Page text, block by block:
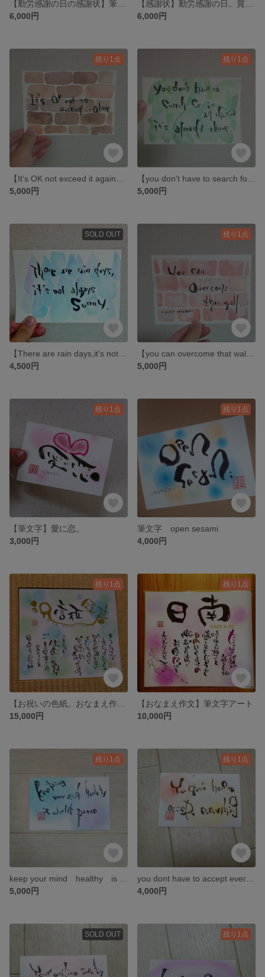
6,000円
6,000円
残り1点
5,000円
残り1点
5,000円
SOLD OUT
4,500円
残り1点
5,000円
残り1点
【筆文字】愛に恋。
3,000円
残り1点
筆文字 open sesami
4,000円
残り1点
15,000円
残り1点
【おなまえ作文】筆文字アート
10,000円
残り1点
5,000円
残り1点
4,000円
SOLD OUT 残り1点